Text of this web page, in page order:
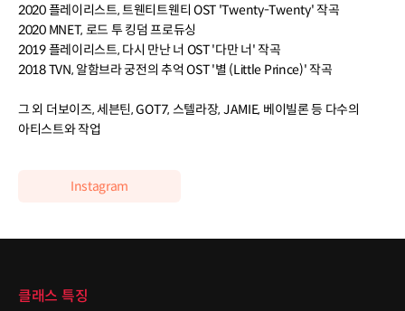
2020 플레이리스트, 트웬티트웬티 OST 'Twenty-Twenty' 작곡
2020 MNET, 로드 투 킹덤 프로듀싱
2019 플레이리스트, 다시 만난 너 OST '다만 너' 작곡
2018 TVN, 알함브라 궁전의 추억 OST '별 (Little Prince)' 작곡
그 외 더보이즈, 세븐틴, GOT7, 스텔라장, JAMIE, 베이빌론 등 다수의
아티스트와 작업
Instagram
클래스 특징